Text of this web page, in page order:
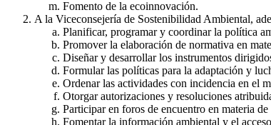
Fomento de la ecoinnovación.
A la Viceconsejería de Sostenibilidad Ambiental,
Planificar, programar y coordinar la política
Promover la elaboración de normativa en
Diseñar y desarrollar los instrumentos
Formular las políticas para la adaptación y
Ordenar las actividades con incidencia en el
Otorgar autorizaciones y resoluciones
Participar en foros de encuentro en materia
Fomentar la información ambiental y el